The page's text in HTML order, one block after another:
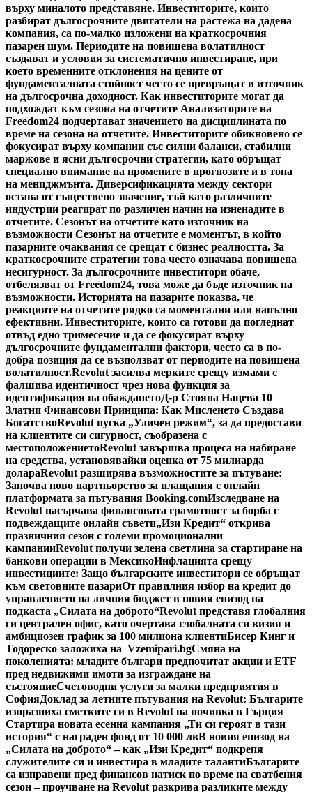
върху миналото представяне. Инвеститорите, които
разбират дългосрочните двигатели на растежа на дадена
компания, са по-малко изложени на краткосрочния
пазарен шум. Периодите на повишена волатилност
създават и условия за систематично инвестиране, при
което временните отклонения на цените от
фундаменталната стойност често се превръщат в източник
на дългосрочна доходност. Как инвеститорите могат да
подхождат към сезона на отчетите Анализаторите на
Freedom24 подчертават значението на дисциплината по
време на сезона на отчетите. Инвеститорите обикновено се
фокусират върху компании със силни баланси, стабилни
маржове и ясни дългосрочни стратегии, като обръщат
специално внимание на промените в прогнозите и в тона
на мениджмънта. Диверсификацията между сектори
остава от съществено значение, тъй като различните
индустрии реагират по различен начин на изненадите в
отчетите. Сезонът на отчетите като източник на
възможности Сезонът на отчетите е моментът, в който
пазарните очаквания се срещат с бизнес реалността. За
краткосрочните стратегии това често означава повишена
несигурност. За дългосрочните инвеститори обаче,
отбелязват от Freedom24, това може да бъде източник на
възможности. Историята на пазарите показва, че
реакциите на отчетите рядко са моментални или напълно
ефективни. Инвеститорите, които са готови да погледнат
отвъд едно тримесечие и да се фокусират върху
дългосрочните фундаментални фактори, често са в по-
добра позиция да се възползват от периодите на повишена
волатилност.Revolut засилва мерките срещу измами с
фалшива идентичност чрез нова функция за
идентификация на обажданетоД-р Стояна Нацева 10
Златни Финансови Принципа: Как Мисленето Създава
БогатствоRevolut пуска „Уличен режим“, за да предостави
на клиентите си сигурност, съобразена с
местоположениетоRevolut завършва процеса на набиране
на средства, установявайки оценка от 75 милиарда
долараRevolut разширява възможностите за пътуване:
Започва ново партньорство за плащания с онлайн
платформата за пътувания Booking.comИзследване на
Revolut насърчава финансовата грамотност за борба с
подвеждащите онлайн съвети„Изи Кредит“ открива
празничния сезон с големи промоционални
кампанииRevolut получи зелена светлина за стартиране на
банкови операции в МексикоИнфлацията срещу
инвестициите: Защо българските инвеститори се обръщат
към световните пазариОт правилния избор на кредит до
управлението на личния бюджет в новия епизод на
подкаста „Силата на доброто“Revolut представя глобалния
си централен офис, като очертава глобалната си визия и
амбициозен график за 100 милиона клиентиБисер Кинг и
Тодореско заложиха на Vzemipari.bgСмяна на
поколенията: младите българи предпочитат акции и ETF
пред недвижими имоти за изграждане на
състояниеСчетоводни услуги за малки предприятия в
СофияДоклад за летните пътувания на Revolut: Българите
изпразниха сметките си в Revolut на почивка в Гърция
Стартира новата есенна кампания „Ти си героят в тази
история“ с награден фонд от 10 000 лвВ новия епизод на
„Силата на доброто“ – как „Изи Кредит“ подкрепя
служителите си и инвестира в младите талантиБългарите
са изправени пред финансов натиск по време на сватбения
сезон – проучване на Revolut разкрива разликите между